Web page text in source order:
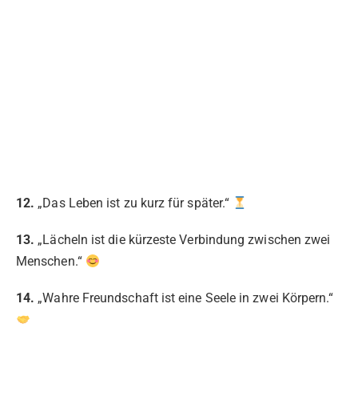
12. „Das Leben ist zu kurz für später.“
13. „Lächeln ist die kürzeste Verbindung zwischen zwei
Menschen.“
14. „Wahre Freundschaft ist eine Seele in zwei Körpern.“